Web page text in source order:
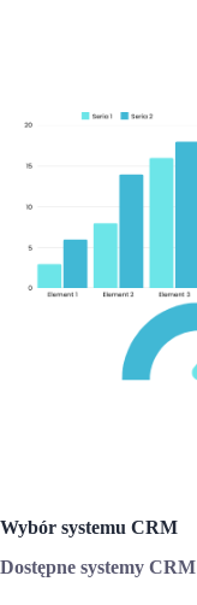
Wybór systemu CRM
Dostępne systemy CRM